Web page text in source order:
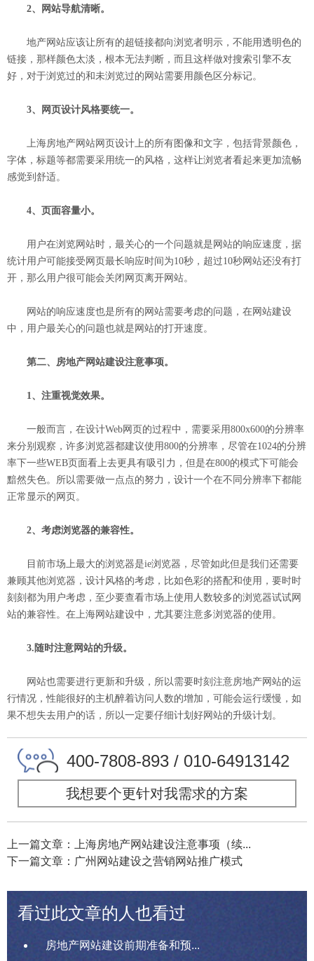
2、网站导航清晰。
地产网站应该让所有的超链接都向浏览者明示，不能用透明色的
链接，那样颜色太淡，根本无法判断，而且这样做对搜索引擎不友
好，对于浏览过的和未浏览过的网站需要用颜色区分标记。
3、网页设计风格要统一。
上海房地产网站网页设计上的所有图像和文字，包括背景颜色，
字体，标题等都需要采用统一的风格，这样让浏览者看起来更加流畅
感觉到舒适。
4、页面容量小。
用户在浏览网站时，最关心的一个问题就是网站的响应速度，据
统计用户可能接受网页最长响应时间为10秒，超过10秒网站还没有打
开，那么用户很可能会关闭网页离开网站。
网站的响应速度也是所有的网站需要考虑的问题，在网站建设
中，用户最关心的问题也就是网站的打开速度。
第二、房地产网站建设注意事项。
1、注重视觉效果。
一般而言，在设计Web网页的过程中，需要采用800x600的分辨率
来分别观察，许多浏览器都建议使用800的分辨率，尽管在1024的分辨
率下一些WEB页面看上去更具有吸引力，但是在800的模式下可能会
黯然失色。所以需要做一点点的努力，设计一个在不同分辨率下都能
正常显示的网页。
2、考虑浏览器的兼容性。
目前市场上最大的浏览器是ie浏览器，尽管如此但是我们还需要
兼顾其他浏览器，设计风格的考虑，比如色彩的搭配和使用，要时时
刻刻都为用户考虑，至少要查看市场上使用人数较多的浏览器试试网
站的兼容性。在上海网站建设中，尤其要注意多浏览器的使用。
3.随时注意网站的升级。
网站也需要进行更新和升级，所以需要时刻注意房地产网站的运
行情况，性能很好的主机醉着访问人数的增加，可能会运行缓慢，如
果不想失去用户的话，所以一定要仔细计划好网站的升级计划。
400-7808-893 / 010-64913142
我想要个更针对我需求的方案
上一篇文章：上海房地产网站建设注意事项（续...
下一篇文章：广州网站建设之营销网站推广模式
看过此文章的人也看过
房地产网站建设前期准备和预...